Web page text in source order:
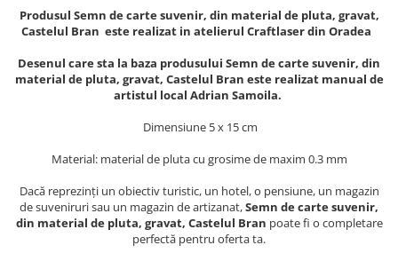
Nicolae Gane)
Muzeul National Brukenthal Sibiu
Muzeul National de Istorie a
Orase si zone istorice
Brasov
Bucuresti
Cluj Napoca
Personalitati istorice si culturale
Romania
Suport pahare suvenir
Suport pahare suvenir din lemn
Tablou suvenir
Tablouri acuarela
Produsul Semn de carte suvenir, din material de pluta, gravat,
Castelul Bran este realizat in atelierul Craftlaser din Oradea
Desenul care sta la baza produsului Semn de carte suvenir, din
material de pluta, gravat, Castelul Bran este realizat manual de
artistul local Adrian Samoila.
Dimensiune 5 x 15 cm
Material: material de pluta cu grosime de maxim 0.3 mm
Dacă reprezinți un obiectiv turistic, un hotel, o pensiune, un magazin
de suveniruri sau un magazin de artizanat,Semn de carte suvenir,
din material de pluta, gravat, Castelul Bran poate fi o completare
perfectă pentru oferta ta.